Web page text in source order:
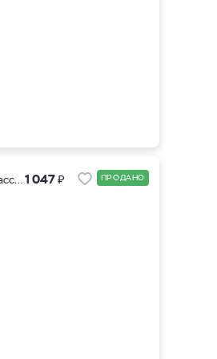
3 шт / рассада1 047₽ ПРОДАНО